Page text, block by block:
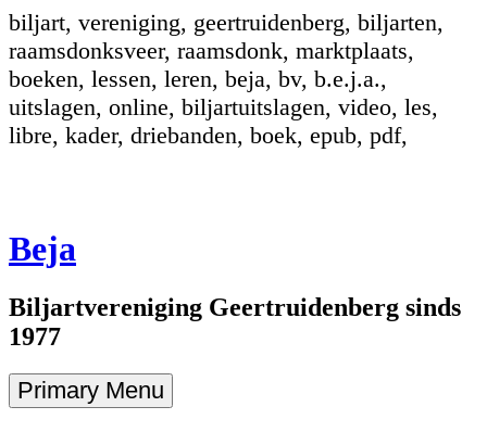
biljart, vereniging, geertruidenberg, biljarten,
raamsdonksveer, raamsdonk, marktplaats,
boeken, lessen, leren, beja, bv, b.e.j.a.,
uitslagen, online, biljartuitslagen, video, les,
libre, kader, driebanden, boek, epub, pdf,
Beja
Biljartvereniging Geertruidenberg sinds
1977
Primary Menu